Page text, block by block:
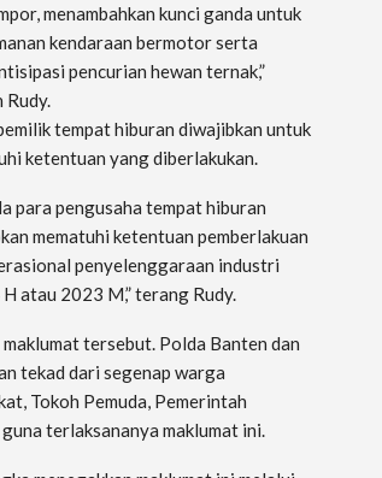
menambahkan kunci ganda untuk
kendaraan bermotor serta
pencurian hewan ternak,”
Rudy.
tempat hiburan diwajibkan untuk
ketentuan yang diberlakukan.
para pengusaha tempat hiburan
mematuhi ketentuan pemberlakuan
penyelenggaraan industri
atau 2023 M,” terang Rudy.
tersebut. Polda Banten dan
tekad dari segenap warga
Tokoh Pemuda, Pemerintah
terlaksananya maklumat ini.